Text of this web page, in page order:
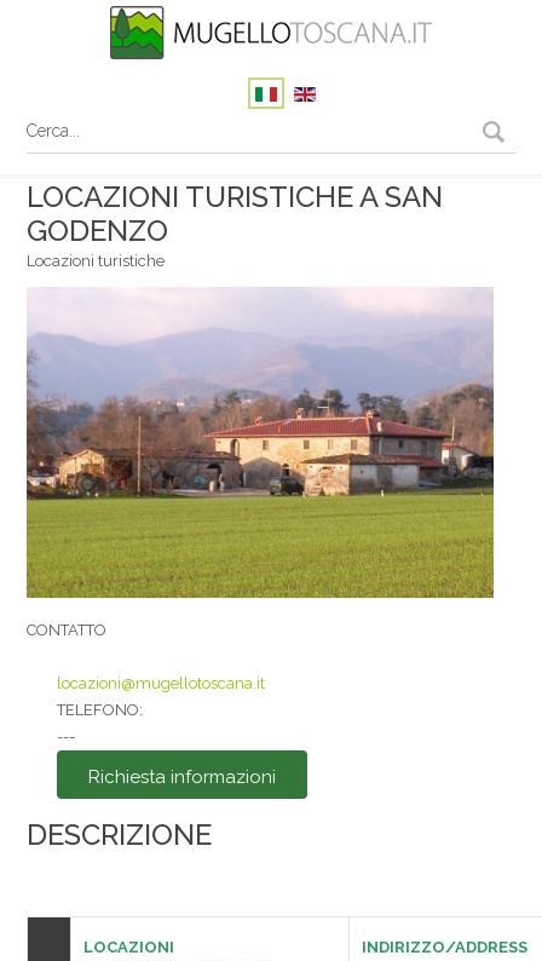
LOCAZIONI TURISTICHE A SAN
GODENZO
Locazioni turistiche
CONTATTO
locazioni@mugellotoscana.it
TELEFONO:
---
Richiesta informazioni
La tua email
Messaggio
Accetto i
Privacy Policy
Inviato
DESCRIZIONE
LOCAZIONI
INDIRIZZO/